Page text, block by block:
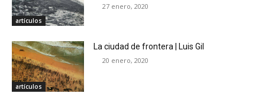
artículos
27 enero, 2020
artículos
La ciudad de frontera | Luis Gil
20 enero, 2020